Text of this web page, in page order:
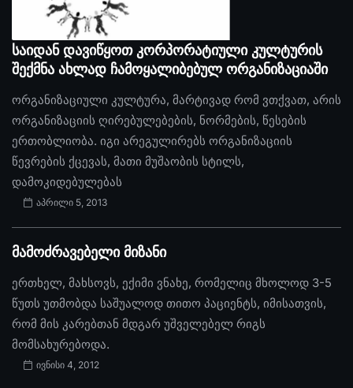
საიდან დავიწყოთ კორპორატიული კულტურის
შექმნა ახლად ჩამოყალიბებულ ორგანიზაციაში
ორგანიზაციული კულტურა, მარტივად რომ ვთქვათ, არის
ორგანიზაციის ღირებულებების, ნორმების, წესების
ერთობლიობა. იგი არეგულირებს ორგანიზაციის
წევრების ქცევას, მათი მუშაობის სტილს,
დამოკიდებულებას
აპრილი 5, 2013
მამოძრავებელი მიზანი
ერთხელ, მახსოვს, ექიმი ვნახე, რომელიც მხოლოდ 3-5
წუთს უთმობდა საშუალოდ თითო პაციენტს, იმისათვის,
რომ მის კარებთან მდგარ უშველებელ რიგს
მომსახურებოდა.
ივნისი 4, 2012